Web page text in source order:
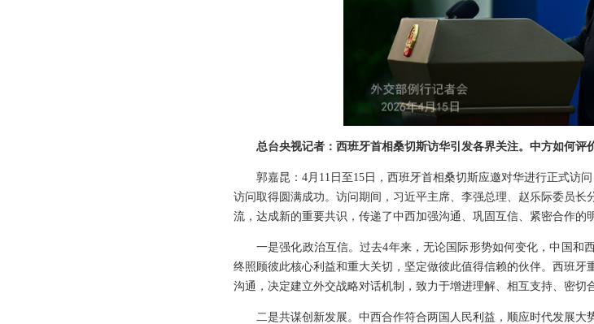
总台央视记者：西班牙首相桑切斯访华引发各界关注。中方如何评
郭嘉昆：4月11日至15日，西班牙首相桑切斯应邀对华进行正式访
访问取得圆满成功。访问期间，习近平主席、李强总理、赵乐际委员
流，达成新的重要共识，传递了中西加强沟通、巩固互信、紧密合作的
一是强化政治互信。过去4年来，无论国际形势如何变化，中国和
终照顾彼此核心利益和重大关切，坚定做彼此值得信赖的伙伴。西班
沟通，决定建立外交战略对话机制，致力于增进理解、相互支持、密切
二是共谋创新发展。中西合作符合两国人民利益，顺应时代发展